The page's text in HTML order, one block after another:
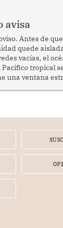
avisa
Antes de
quede
vacías, el
tropical
una ventana